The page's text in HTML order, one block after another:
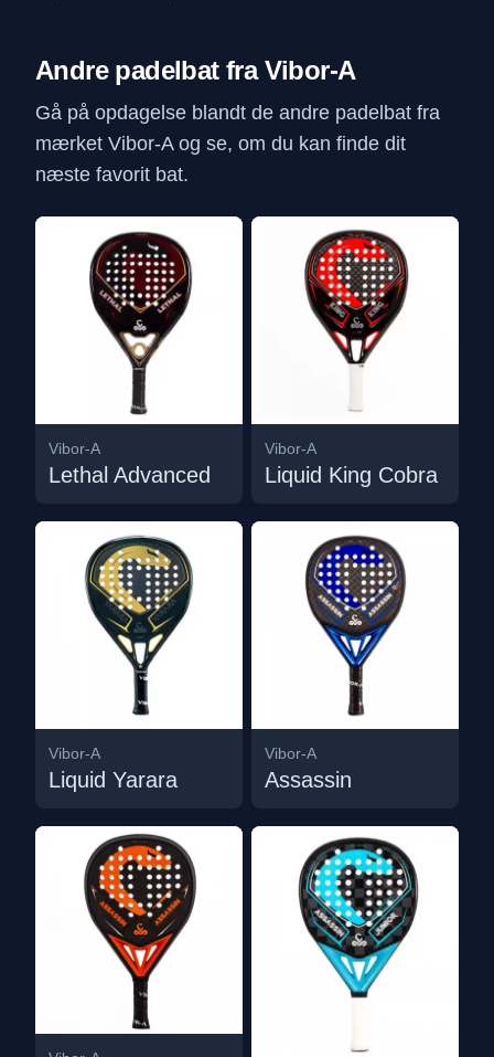
Andre padelbat fra Vibor-A
Gå på opdagelse blandt de andre padelbat fra
mærket Vibor-A og se, om du kan finde dit
næste favorit bat.
Vibor-A
Lethal Advanced
Vibor-A
Liquid King Cobra
Vibor-A
Liquid Yarara
Vibor-A
Assassin